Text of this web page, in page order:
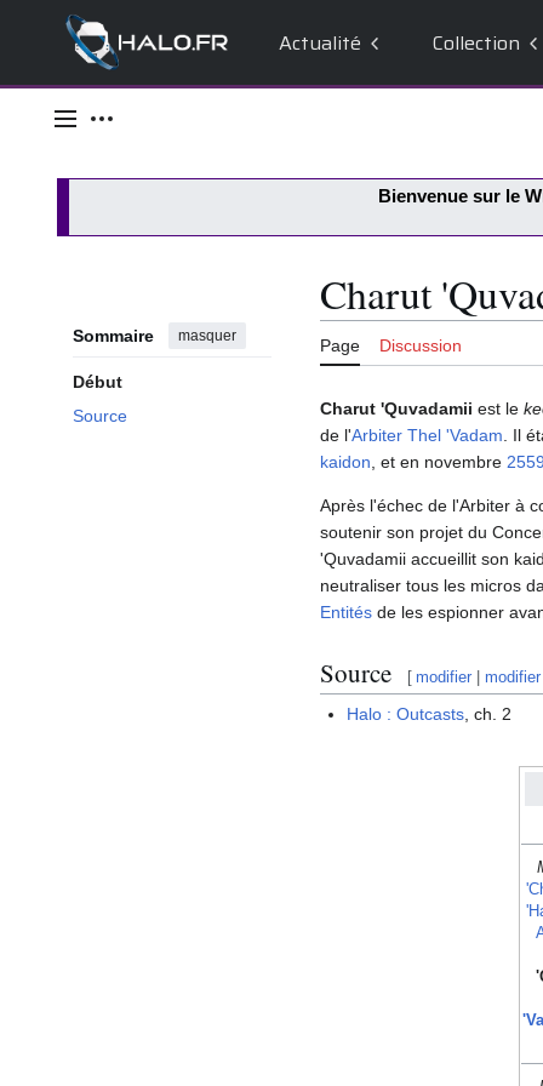
Actualité Collection
Menu principal
Outils personnels
Bienvenue sur le
Sommaire masquer
Début
Source
Charut
Page Discussion
Charut 'Quvadamii est le
de l'Arbiter Thel 'Vadam . Il
kaidon , et en novembre 2559
Après l'échec de l'Arbiter à
soutenir son projet du
'Quvadamii accueillit son
neutraliser tous les micros
Entités de les espionner
Source [ modifier |
Halo : Outcasts, ch. 2